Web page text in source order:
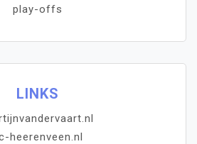
play-offs
LINKS
heerenveen.nl